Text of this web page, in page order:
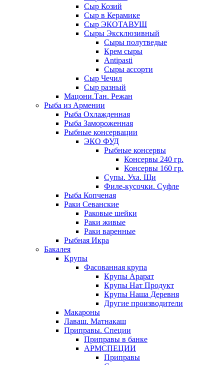
Сыр Козий
Сыр в Керамике
Сыр ЭКОТАВУШ
Сыры Эксклюзивный
Сыры полутведые
Крем сыры
Antipasti
Сыры ассорти
Сыр Чечил
Сыр разный
Мацони.Тан. Режан
Рыба из Армении
Рыба Охлажденная
Рыба Замороженная
Рыбные консервации
ЭКО ФУД
Рыбные консервы
Консервы 240 гр.
Консервы 160 гр.
Супы. Уха. Щи
Филе-кусочки. Суфле
Рыба Копченая
Раки Севанские
Раковые шейки
Раки живые
Раки варенные
Рыбная Икра
Бакалея
Крупы
Фасованная крупа
Крупы Арарат
Крупы Нат Продукт
Крупы Наша Деревня
Другие производители
Макароны
Лаваш. Матнакаш
Приправы. Специи
Приправы в банке
АРМСПЕЦИИ
Приправы